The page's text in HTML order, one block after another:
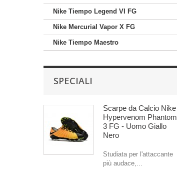
Nike Tiempo Legend VI FG
Nike Mercurial Vapor X FG
Nike Tiempo Maestro
SPECIALI
Scarpe da Calcio Nike
Hypervenom Phantom
3 FG - Uomo Giallo
Nero
Studiata per l'attaccante
più audace,...